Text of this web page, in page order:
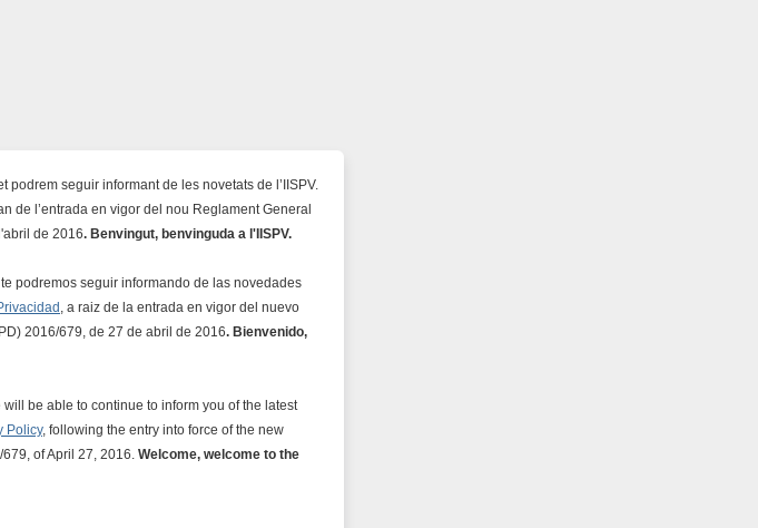
seguir informant de les novetats de l’IISPV.
de l’entrada en vigor del nou Reglament General
de 2016. Benvingut, benvinguda a l'IISPV.
podremos seguir informando de las novedades
, a raiz de la entrada en vigor del nuevo
2016/679, de 27 de abril de 2016. Bienvenido,
be able to continue to inform you of the latest
Policy, following the entry into force of the new
of April 27, 2016. Welcome, welcome to the